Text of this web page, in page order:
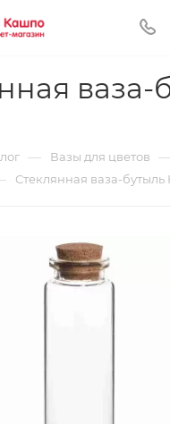
ваза-
— Вазы для цветов
Стеклянная ваза-бутыль